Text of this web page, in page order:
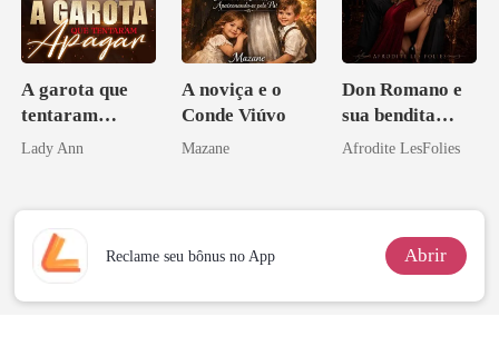
A garota que
tentaram
apagar
Lady Ann
A noviça e o
Conde Viúvo
Mazane
Don Romano e
sua bendita
ruína
Afrodite LesFolies
Reclame seu bônus no App Abrir